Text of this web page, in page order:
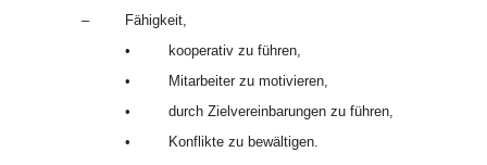
–
Fähigkeit,
•
kooperativ zu führen,
•
Mitarbeiter zu motivieren,
•
durch Zielvereinbarungen zu führen,
•
Konflikte zu bewältigen.